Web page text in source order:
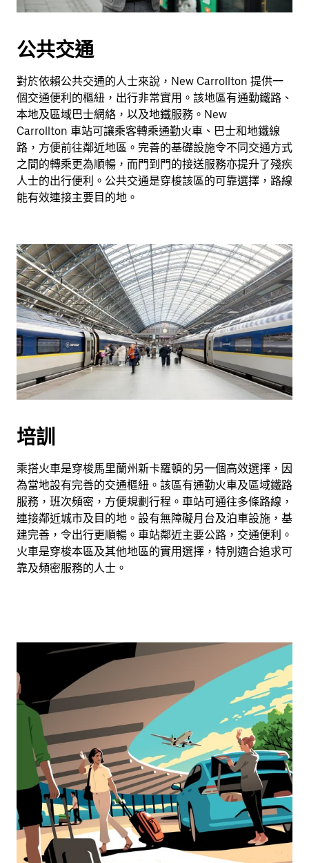
公共交通
對於依賴公共交通的人士來說，New Carrollton 提供一
個交通便利的樞紐，出行非常實用。該地區有通勤鐵路、
本地及區域巴士網絡，以及地鐵服務。New
Carrollton 車站可讓乘客轉乘通勤火車、巴士和地鐵線
路，方便前往鄰近地區。完善的基礎設施令不同交通方式
之間的轉乘更為順暢，而門到門的接送服務亦提升了殘疾
人士的出行便利。公共交通是穿梭該區的可靠選擇，路線
能有效連接主要目的地。
培訓
乘搭火車是穿梭馬里蘭州新卡羅頓的另一個高效選擇，因
為當地設有完善的交通樞紐。該區有通勤火車及區域鐵路
服務，班次頻密，方便規劃行程。車站可通往多條路線，
連接鄰近城市及目的地。設有無障礙月台及泊車設施，基
建完善，令出行更順暢。車站鄰近主要公路，交通便利。
火車是穿梭本區及其他地區的實用選擇，特別適合追求可
靠及頻密服務的人士。